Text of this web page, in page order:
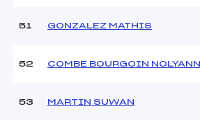
51 GONZALEZ MATHIS
52 COMBE BOURGOIN NOLYANN
53 MARTIN SUWAN